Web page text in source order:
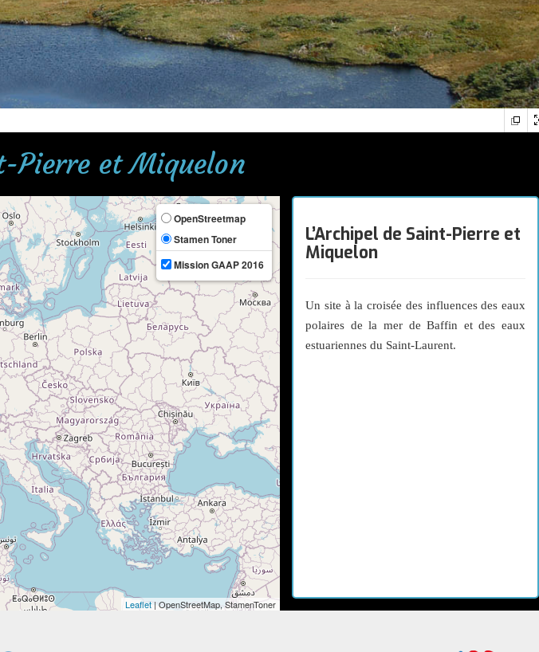
Pierre et Miquelon
OpenStreetmap
Stamen Toner
Mission GAAP 2016
Leaflet| OpenStreetMap, StamenToner
L’Archipel de Saint-Pierre et
Miquelon
Un site à la croisée des influences des eaux
polaires de la mer de Baffin et des eaux
estuariennes du Saint-Laurent.